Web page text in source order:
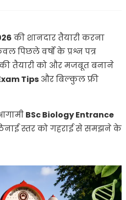
की शानदार तैयारी करना
पिछले वर्षों के प्रश्न पत्र
तैयारी को और मजबूत बनाने
Tips और बिल्कुल फ्री
BSc Biology Entrance
स्तर को गहराई से समझने के